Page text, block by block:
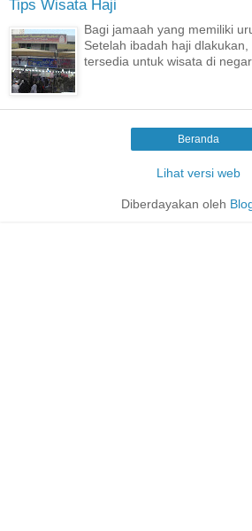
Tips Wisata Haji
Bagi jamaah yang memiliki
Setelah ibadah haji
tersedia untuk wisata di
Beranda
Lihat versi web
Diberdayakan oleh